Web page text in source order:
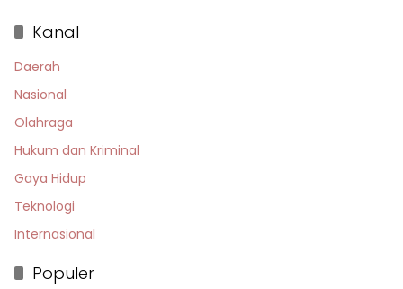
Kanal
Daerah
Nasional
Olahraga
Hukum dan Kriminal
Gaya Hidup
Teknologi
Internasional
Populer